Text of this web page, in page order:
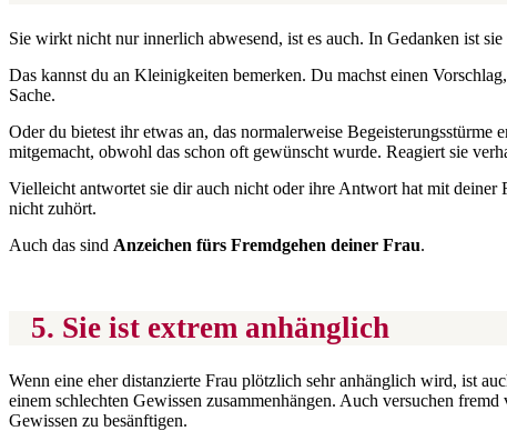
Sie wirkt nicht nur innerlich abwesend, ist es auch. In Gedanken ist
Das kannst du an Kleinigkeiten bemerken. Du machst einen
Sache.
Oder du bietest ihr etwas an, das normalerweise
mitgemacht, obwohl das schon oft gewünscht wurde. Reagiert sie
Vielleicht antwortet sie dir auch nicht oder ihre Antwort hat mit deiner
nicht zuhört.
Auch das sind Anzeichen fürs Fremdgehen deiner Frau.
5. Sie ist extrem anhänglich
Wenn eine eher distanzierte Frau plötzlich sehr anhänglich wird, ist
einem schlechten Gewissen zusammenhängen. Auch versuchen
Gewissen zu besänftigen.